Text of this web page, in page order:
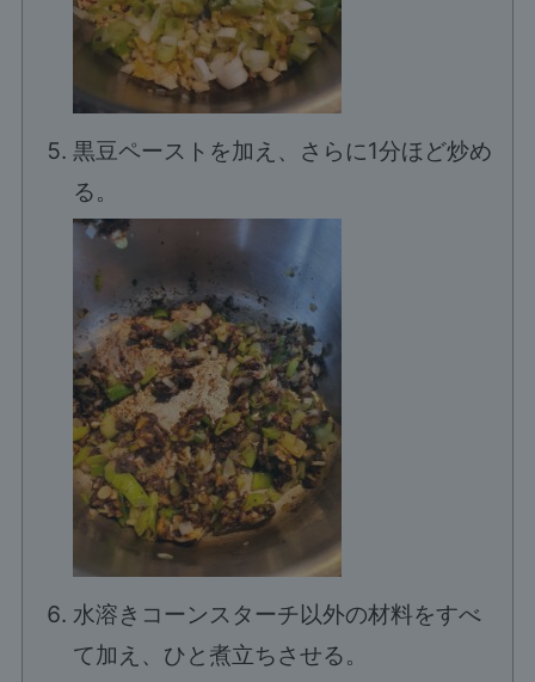
黒豆ペーストを加え、さらに1分ほど炒め
る。
水溶きコーンスターチ以外の材料をすべ
て加え、ひと煮立ちさせる。